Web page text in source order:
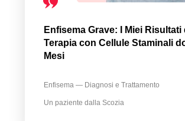
Enfisema Grave: I Miei Risultati
Terapia con Cellule Staminali
Mesi
Enfisema — Diagnosi e Trattamento
Un paziente dalla Scozia